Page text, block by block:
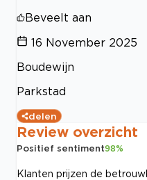
Beveelt aan
16 November 2025
Boudewijn
Parkstad
delen
Review overzicht
Positief sentiment98%
Klanten prijzen de